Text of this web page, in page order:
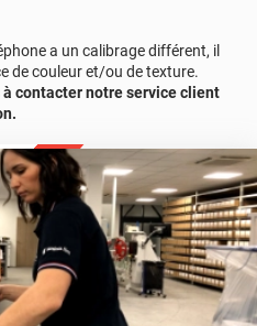
a un calibrage différent, il
de couleur et/ou de texture.
à contacter notre service client